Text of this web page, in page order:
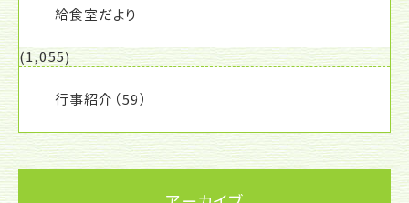
給食室だより
(1,055)
行事紹介 （59）